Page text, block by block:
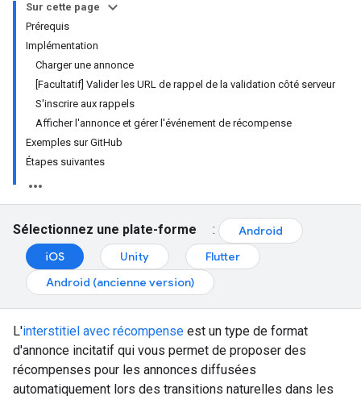
Sur cette page
Prérequis
Implémentation
Charger une annonce
[Facultatif] Valider les URL de rappel de la validation côté serveur
S'inscrire aux rappels
Afficher l'annonce et gérer l'événement de récompense
Exemples sur GitHub
Étapes suivantes
Sélectionnez une plate-forme :
Android
iOS
Unity
Flutter
Android (ancienne version)
L'interstitiel avec récompense est un type de format
d'annonce incitatif qui vous permet de proposer des
récompenses pour les annonces diffusées
automatiquement lors des transitions naturelles dans les